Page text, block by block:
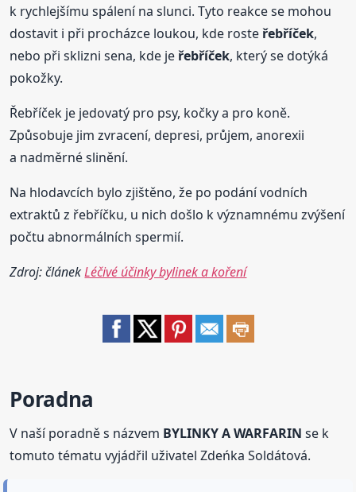
k rychlejšímu spálení na slunci. Tyto reakce se mohou
dostavit i při procházce loukou, kde rosteřebříček,
nebo při sklizni sena, kde jeřebříček, který se dotýká
pokožky.
Řebříček je jedovatý pro psy, kočky a pro koně.
Způsobuje jim zvracení, depresi, průjem, anorexii
a nadměrné slinění.
Na hlodavcích bylo zjištěno, že po podání vodních
extraktů z řebříčku, u nich došlo k významnému zvýšení
počtu abnormálních spermií.
Zdroj: článekLéčivé účinky bylinek a koření
Poradna
V naší poradně s názvem BYLINKY A WARFARIN se k
tomuto tématu vyjádřil uživatel Zdeńka Soldátová.